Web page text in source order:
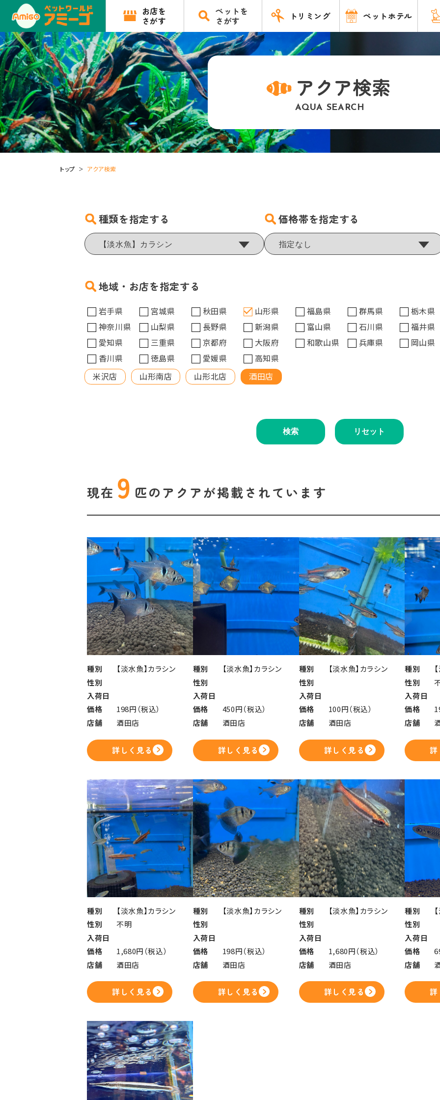
お店を
さがす
ペットを
さがす
トリミング ペットホテル
アクア検索
AQUA SEARCH
トップ アクア検索
種類を指定する 価格帯を指定する
地域・お店を指定する
岩手県 宮城県 秋田県 山形県 福島県 群馬県
栃木県
神奈川県
山梨県 長野県 新潟県 富山県 石川県
福井県
愛知県
三重県 京都府 大阪府 和歌山県 兵庫県
岡山県
香川県
徳島県 愛媛県
高知県
米沢店
山形南店 山形北店 酒田店
検索 リセット
現在 9 匹のアクアが掲載されています
種別
【淡水魚】カラシン
性別
入荷日
価格
198円（税込）
店舗
酒田店
詳しく見る
種別
【淡水魚】カラシン
性別
入荷日
価格
450円（税込）
店舗
酒田店
詳しく見る
種別
【淡水魚】カラシン
性別
入荷日
価格
100円（税込）
店舗
酒田店
詳しく見る
種別
性別
入荷日
価格
店舗
種別
【淡水魚】カラシン
性別
不明
入荷日
価格
1,680円（税込）
店舗
酒田店
詳しく見る
種別
【淡水魚】カラシン
性別
入荷日
価格
198円（税込）
店舗
酒田店
詳しく見る
種別
【淡水魚】カラシン
性別
入荷日
価格
1,680円（税込）
店舗
酒田店
詳しく見る
種別
性別
入荷日
価格
店舗